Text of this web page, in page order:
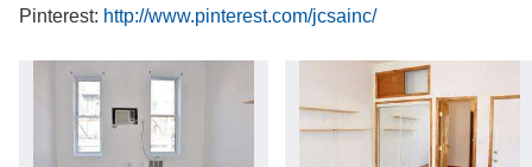
Pinterest: http://www.pinterest.com/jcsainc/